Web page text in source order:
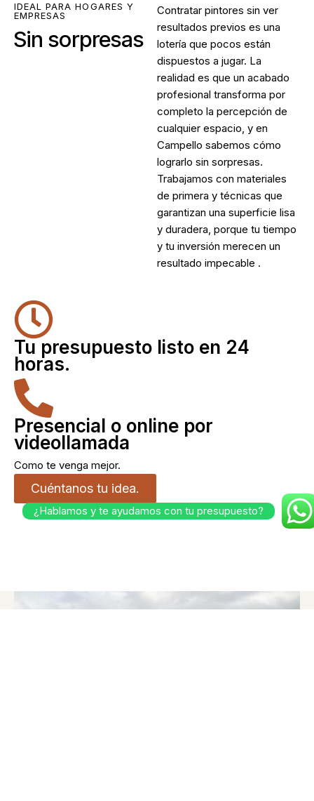
IDEAL PARA HOGARES Y
EMPRESAS
Sin sorpresas
Contratar pintores sin ver
resultados previos es una
lotería que pocos están
dispuestos a jugar. La
realidad es que un acabado
profesional transforma por
completo la percepción de
cualquier espacio, y en
Campello sabemos cómo
lograrlo sin sorpresas.
Trabajamos con materiales
de primera y técnicas que
garantizan una superficie lisa
y duradera, porque tu tiempo
y tu inversión merecen un
resultado impecable .
Tu presupuesto listo en 24
horas.
Presencial o online por
videollamada
Como te venga mejor.
Cuéntanos tu idea.
¿Hablamos y te ayudamos con tu presupuesto?